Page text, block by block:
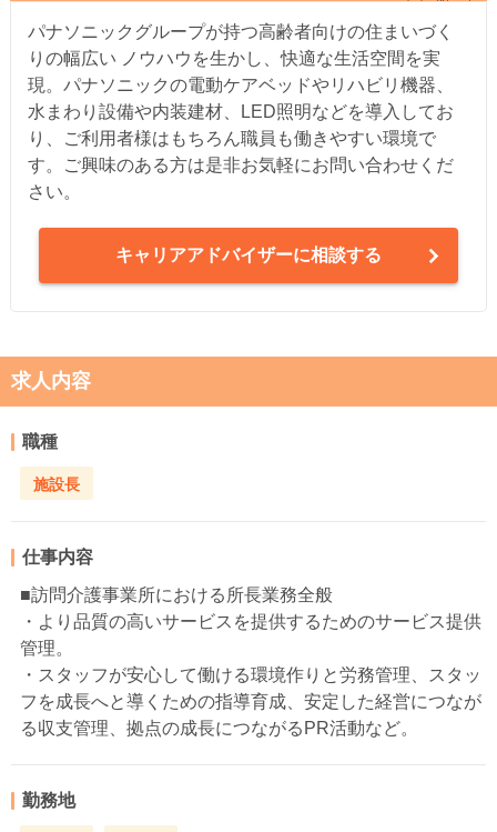
パナソニックグループが持つ高齢者向けの住まいづく
りの幅広い ノウハウを生かし、快適な生活空間を実
現。パナソニックの電動ケアベッドやリハビリ機器、
水まわり設備や内装建材、LED照明などを導入してお
り、ご利用者様はもちろん職員も働きやすい環境で
す。ご興味のある方は是非お気軽にお問い合わせくだ
さい。
キャリアアドバイザーに相談する
求人内容
職種
施設長
仕事内容
■訪問介護事業所における所長業務全般
・より品質の高いサービスを提供するためのサービス提供
管理。
・スタッフが安心して働ける環境作りと労務管理、スタッ
フを成長へと導くための指導育成、安定した経営につなが
る収支管理、拠点の成長につながるPR活動など。
勤務地